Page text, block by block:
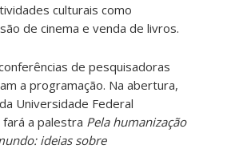
culturais como
de cinema e venda de livros.
de pesquisadoras
a programação. Na abertura,
Universidade Federal
fará a palestra Pela humanização
ideias sobre